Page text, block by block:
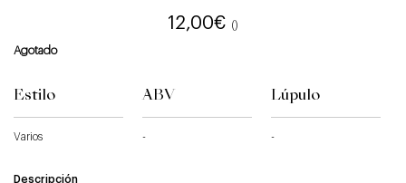
12,00€ ()
Agotado
Estilo
Varios
ABV
-
Lúpulo
-
Descripción